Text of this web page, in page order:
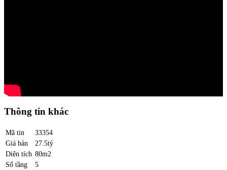
Thông tin khác
Mã tin
33354
Giá bán
27.5tỷ
Diện tích 80m2
Số tầng
5